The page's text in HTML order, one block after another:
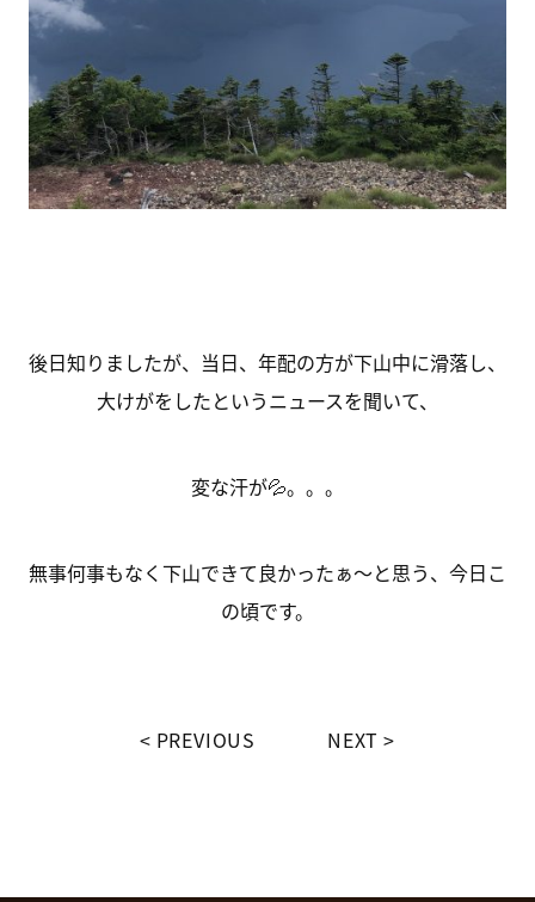
後日知りましたが、当日、年配の方が下山中に滑落し、
大けがをしたというニュースを聞いて、
変な汗が💦。。。
無事何事もなく下山できて良かったぁ～と思う、今日こ
の頃です。
PREVIOUS NEXT